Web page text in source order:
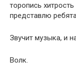
торопись
представлю
Звучит музыка, и
Волк.